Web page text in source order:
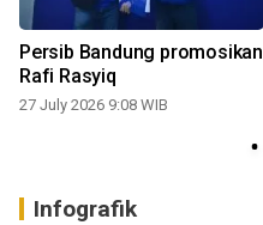
Persib Bandung promosikan
Rafi Rasyiq
27 July 2026 9:08 WIB
Infografik